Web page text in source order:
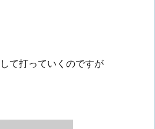
て打っていくのですが